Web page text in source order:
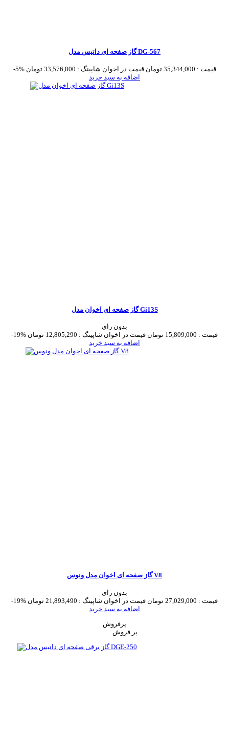
گاز صفحه ای داتیس مدل DG-567
-5% قیمت : 35,344,000 تومان قیمت در اخوان شاپینگ : 33,576,800 تومان
اضافه به سبد خرید
گاز صفحه ای اخوان مدل Gi13S
بدون رای
-19%
قیمت : 15,809,000 تومان قیمت در اخوان شاپینگ : 12,805,290 تومان
اضافه به سبد خرید
گاز صفحه ای اخوان مدل ونوس V8
بدون رای
-19%
قیمت : 27,029,000 تومان قیمت در اخوان شاپینگ : 21,893,490 تومان
اضافه به سبد خرید
پرفروش